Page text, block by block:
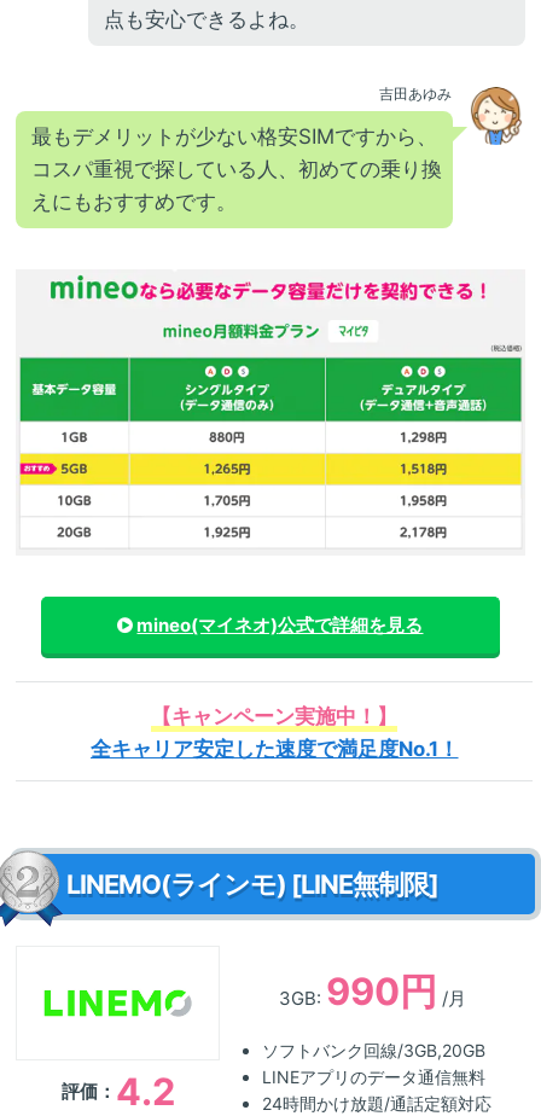
点も安心できるよね。
吉田あゆみ
最もデメリットが少ない格安SIMですから、
コスパ重視で探している人、初めての乗り換
えにもおすすめです。
mineo(マイネオ)公式で詳細を見る
【キャンペーン実施中！】
全キャリア安定した速度で満足度No.1！
LINEMO(ラインモ) [LINE無制限]
評価： 4.2
3GB: 990円 /月
ソフトバンク回線/3GB,20GB
LINEアプリのデータ通信無料
24時間かけ放題/通話定額対応